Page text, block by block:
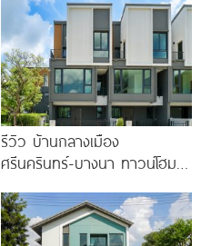
รีวิว บ้านกลางเมือง
ศรีนครินทร์-บางนา ทาวน์โฮม 3
Penthouse